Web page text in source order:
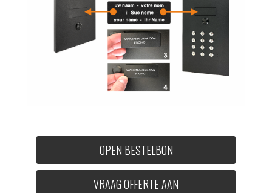
OPEN BESTELBON
VRAAG OFFERTE AAN